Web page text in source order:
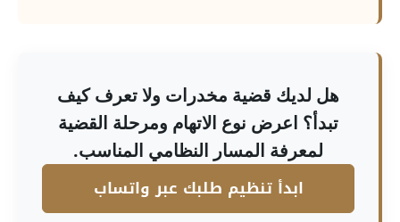
هل لديك قضية مخدرات ولا تعرف كيف
تبدأ؟ اعرض نوع الاتهام ومرحلة القضية
لمعرفة المسار النظامي المناسب.
ابدأ تنظيم طلبك عبر واتساب